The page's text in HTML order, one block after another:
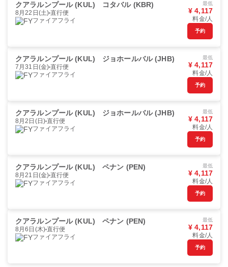
クアラルンプール (KUL) コタバル (KBR)
8月22日(土) 直行便
ファイアフライ
最低
¥ 4,117
料金/人
予約
クアラルンプール (KUL) ジョホールバル (JHB)
7月31日(金) 直行便
ファイアフライ
最低
¥ 4,117
料金/人
予約
クアラルンプール (KUL) ジョホールバル (JHB)
8月2日(日) 直行便
ファイアフライ
最低
¥ 4,117
料金/人
予約
クアラルンプール (KUL) ペナン (PEN)
8月21日(金) 直行便
ファイアフライ
最低
¥ 4,117
料金/人
予約
クアラルンプール (KUL) ペナン (PEN)
8月6日(木) 直行便
ファイアフライ
最低
¥ 4,117
料金/人
予約